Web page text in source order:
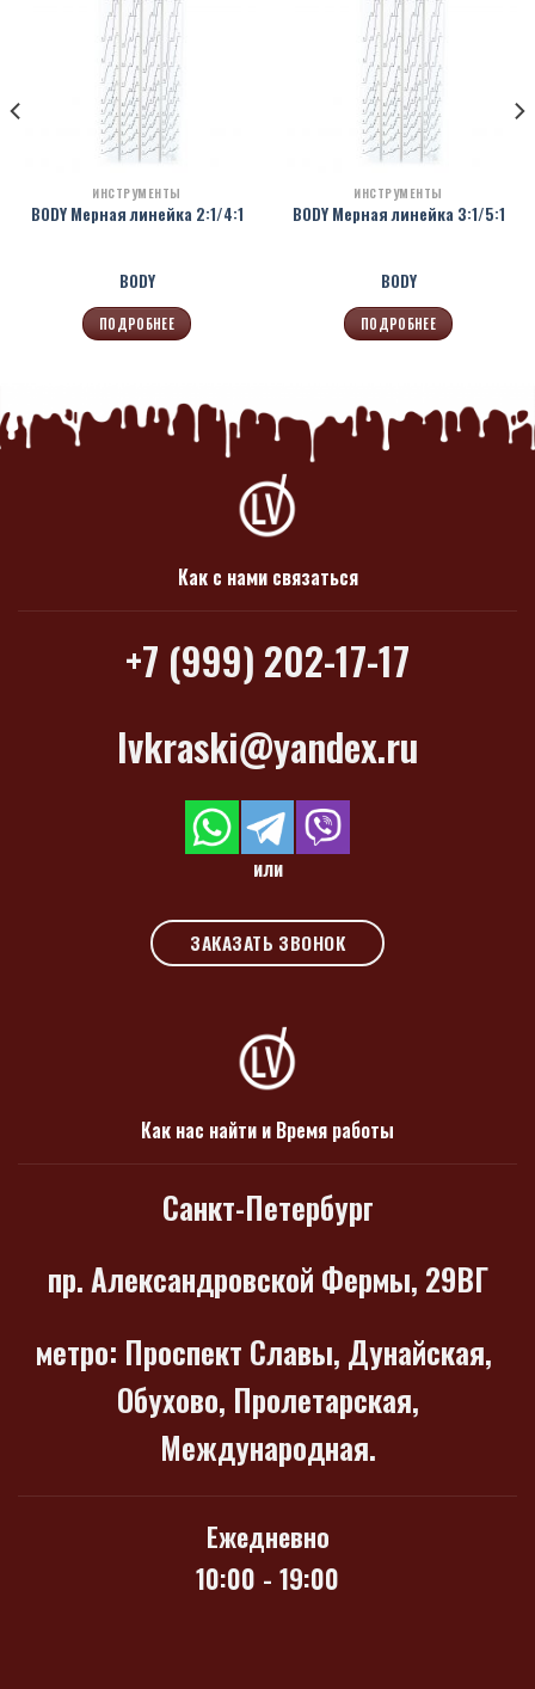
ИНСТРУМЕНТЫ
BODY Мерная линейка 2:1/4:1
BODY
ПОДРОБНЕЕ
ИНСТРУМЕНТЫ
BODY Мерная линейка 3:1/5:1
BODY
ПОДРОБНЕЕ
Как с нами связаться
+7 (999) 202-17-17
lvkraski@yandex.ru
или
ЗАКАЗАТЬ ЗВОНОК
Как нас найти и Время работы
Санкт-Петербург
пр. Александровской Фермы, 29ВГ
метро: Проспект Славы, Дунайская,
Обухово, Пролетарская,
Международная.
Ежедневно
10:00 - 19:00